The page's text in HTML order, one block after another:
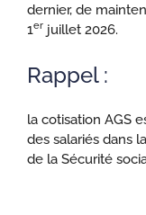
dernier, de
1er juillet 2026.
Rappel :
la cotisation AGS
des salariés dans
de la Sécurité